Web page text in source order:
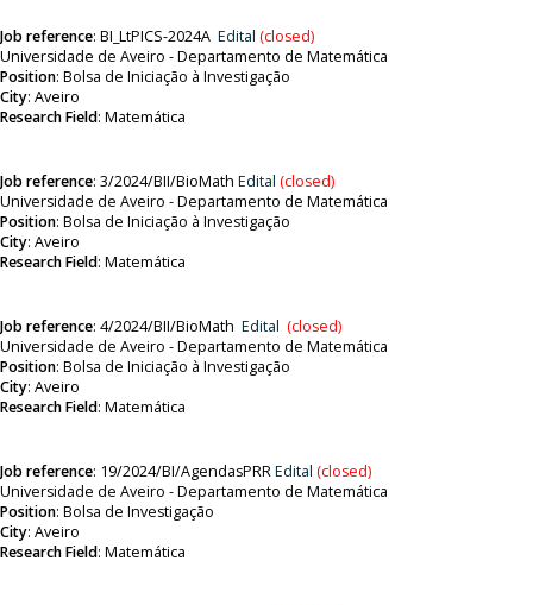
Job reference: BI_LtPICS-2024A Edital (closed)
Universidade de Aveiro - Departamento de Matemática
Position: Bolsa de Iniciação à Investigação
City: Aveiro
Research Field: Matemática
Job reference: 3/2024/BII/BioMath Edital (closed)
Universidade de Aveiro - Departamento de Matemática
Position: Bolsa de Iniciação à Investigação
City: Aveiro
Research Field: Matemática
Job reference: 4/2024/BII/BioMath Edital (closed)
Universidade de Aveiro - Departamento de Matemática
Position: Bolsa de Iniciação à Investigação
City: Aveiro
Research Field: Matemática
Job reference: 19/2024/BI/AgendasPRREdital (closed)
Universidade de Aveiro - Departamento de Matemática
Position: Bolsa de Investigação
City: Aveiro
Research Field: Matemática